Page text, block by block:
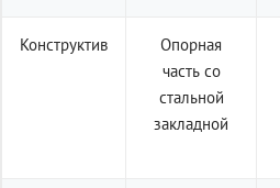
Конструктив
Опорная
часть со
стальной
закладной